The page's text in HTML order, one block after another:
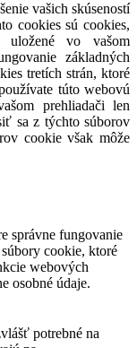
vašich skúseností
cookies sú cookies,
uložené vo vašom
základných
tretích strán, ktoré
túto webovú
prehliadači len
sa z týchto súborov
cookie však môže
správne fungovanie
cookie, ktoré
webových
osobné údaje.
potrebné na